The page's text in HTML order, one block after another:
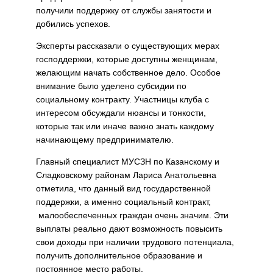
получили поддержку от службы занятости и
добились успехов.
Эксперты рассказали о существующих мерах
господдержки, которые доступны женщинам,
желающим начать собственное дело. Особое
внимание было уделено субсидии по
социальному контракту. Участницы клуба с
интересом обсуждали нюансы и тонкости,
которые так или иначе важно знать каждому
начинающему предпринимателю.
Главный специалист МУСЗН по Казанскому и
Сладковскому районам Лариса Анатольевна
отметила, что данный вид государственной
поддержки, а именно социальный контракт,
малообеспеченных граждан очень значим. Эти
выплаты реально дают возможность повысить
свои доходы при наличии трудового потенциала,
получить дополнительное образование и
постоянное место работы.